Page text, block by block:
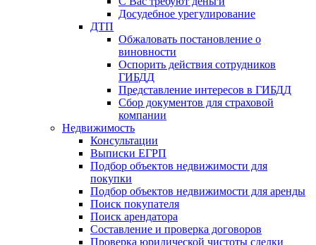
Досудебное урегулирование
ДТП
Обжаловать постановление о
виновности
Оспорить действия сотрудников
ГИБДД
Представление интересов в ГИБДД
Сбор документов для страховой
компании
Недвижимость
Консультации
Выписки ЕГРП
Подбор объектов недвижимости для
покупки
Подбор объектов недвижимости для аренды
Поиск покупателя
Поиск арендатора
Составление и проверка договоров
Проверка юридической чистоты сделки